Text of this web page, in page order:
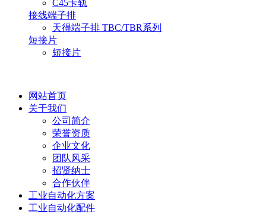
C45卡轨
接线端子排
天得端子排 TBC/TBR系列
短接片
短接片
网站首页
关于我们
公司简介
荣誉资质
企业文化
团队风采
招贤纳士
合作伙伴
工业自动化方案
工业自动化配件